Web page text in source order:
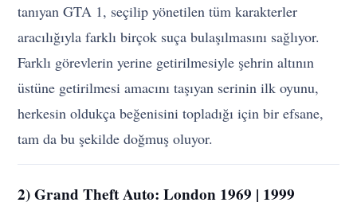
tanıyan GTA 1, seçilip yönetilen tüm karakterler
aracılığıyla farklı birçok suça bulaşılmasını sağlıyor.
Farklı görevlerin yerine getirilmesiyle şehrin altının
üstüne getirilmesi amacını taşıyan serinin ilk oyunu,
herkesin oldukça beğenisini topladığı için bir efsane,
tam da bu şekilde doğmuş oluyor.
2) Grand Theft Auto: London 1969 | 1999